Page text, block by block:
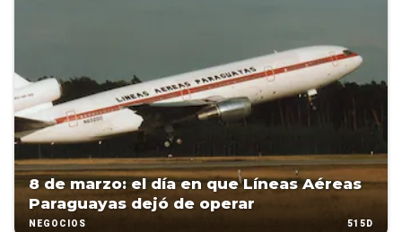
8 de marzo: el día en que Líneas Aéreas
Paraguayas dejó de operar
NEGOCIOS 515D